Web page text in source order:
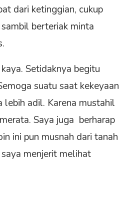
dari ketinggian, cukup
berteriak minta
Setidaknya begitu
suatu saat kekeyaan
lebih adil. Karena mustahil
Saya juga berharap
ini pun musnah dari tanah
menjerit melihat